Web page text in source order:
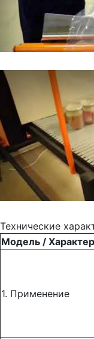
Технические
Модель /
1. Применение